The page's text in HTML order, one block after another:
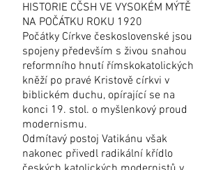
HISTORIE CČSH VE VYSOKÉM MÝTĚ
NA POČÁTKU ROKU 1920
Počátky Církve československé jsou
spojeny především s živou snahou
reformního hnutí římskokatolických
kněží po pravé Kristově církvi v
biblickém duchu, opírající se na
konci 19. stol. o myšlenkový proud
modernismu.
Odmítavý postoj Vatikánu však
nakonec přivedl radikální křídlo